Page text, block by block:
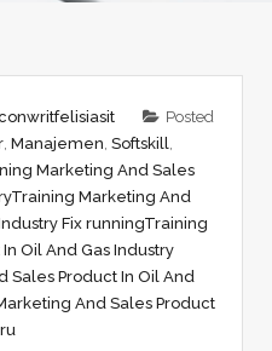
Posted
, Manajemen, Softskill,
Marketing And Sales
Training Marketing And
Fix runningTraining
Oil And Gas Industry
Sales Product In Oil And
And Sales Product